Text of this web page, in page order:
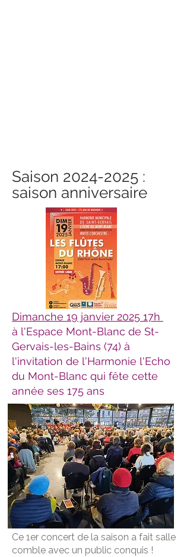
Saison 2024-2025 :
saison anniversaire
Dimanche 19 janvier 2025 17h
à l'Espace Mont-Blanc de St-
Gervais-les-Bains (74) à
l'invitation de l'Harmonie l'Echo
du Mont-Blanc qui fête cette
année ses 175 ans
Ce 1er concert de la saison a fait salle
comble avec un public conquis !